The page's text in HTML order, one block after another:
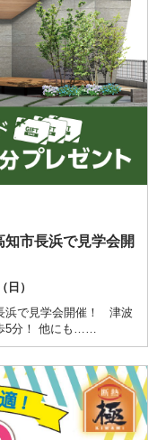
長浜で見学会開
日）
で見学会開催！ 津波
5分！ 他にも……